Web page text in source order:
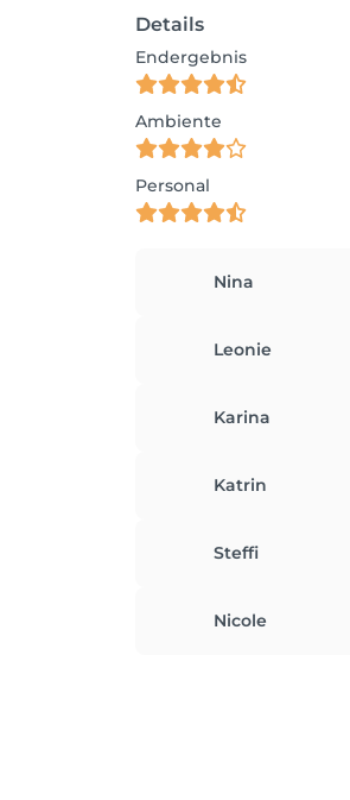
Details
Endergebnis
Ambiente
Personal
Nina
Leonie
Karina
Katrin
Steffi
Nicole